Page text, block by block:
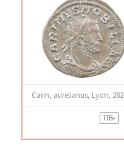
Carin, aurelianus, Lyon, 282
TTB+